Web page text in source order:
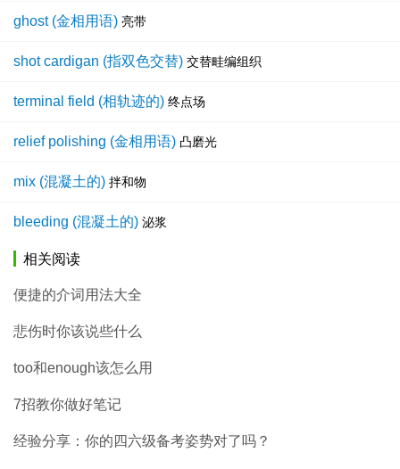
ghost (金相用语) 亮带
shot cardigan (指双色交替) 交替畦编组织
terminal field (相轨迹的) 终点场
relief polishing (金相用语) 凸磨光
mix (混凝土的) 拌和物
bleeding (混凝土的) 泌浆
相关阅读
便捷的介词用法大全
悲伤时你该说些什么
too和enough该怎么用
7招教你做好笔记
经验分享：你的四六级备考姿势对了吗？